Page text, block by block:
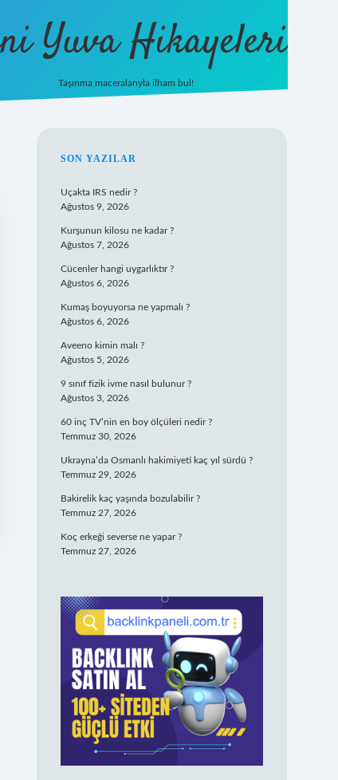
Yuva Hikayeleri
Taşınma maceralarıyla ilham bul!
SIDEBAR
SON YAZILAR
Uçakta IRS nedir ?
Ağustos 9, 2026
Kurşunun kilosu ne kadar ?
Ağustos 7, 2026
Cücenler hangi uygarlıktır ?
Ağustos 6, 2026
Kumaş boyuyorsa ne yapmalı ?
Ağustos 6, 2026
Aveeno kimin malı ?
Ağustos 5, 2026
9 sınıf fizik ivme nasıl bulunur ?
Ağustos 3, 2026
60 inç TV’nin en boy ölçüleri nedir ?
Temmuz 30, 2026
Ukrayna’da Osmanlı hakimiyeti kaç yıl sürdü ?
Temmuz 29, 2026
Bakirelik kaç yaşında bozulabilir ?
Temmuz 27, 2026
Koç erkeği severse ne yapar ?
Temmuz 27, 2026